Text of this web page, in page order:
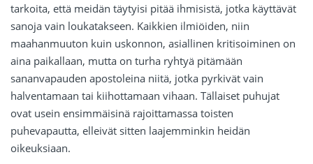
tarkoita, että meidän täytyisi pitää ihmisistä, jotka käyttävät
sanoja vain loukatakseen. Kaikkien ilmiöiden, niin
maahanmuuton kuin uskonnon, asiallinen kritisoiminen on
aina paikallaan, mutta on turha ryhtyä pitämään
sananvapauden apostoleina niitä, jotka pyrkivät vain
halventamaan tai kiihottamaan vihaan. Tällaiset puhujat
ovat usein ensimmäisinä rajoittamassa toisten
puhevapautta, elleivät sitten laajemminkin heidän
oikeuksiaan.